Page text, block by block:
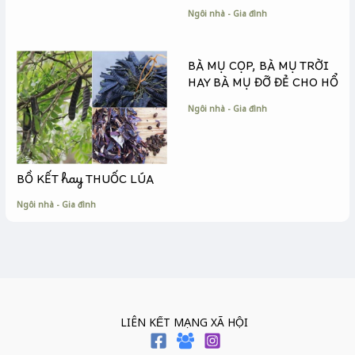
Ngôi nhà - Gia đình
BỒ KẾT hay THUỐC LÚA
Ngôi nhà - Gia đình
BÀ MỤ CỌP, BÀ MỤ TRỜI
HAY BÀ MỤ ĐỠ ĐẺ CHO HỔ
Ngôi nhà - Gia đình
LIÊN KẾT MẠNG XÃ HỘI